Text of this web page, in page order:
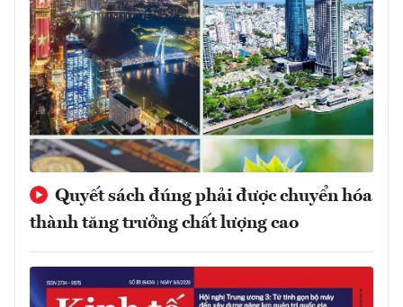
Quyết sách đúng phải được chuyển hóa
thành tăng trưởng chất lượng cao